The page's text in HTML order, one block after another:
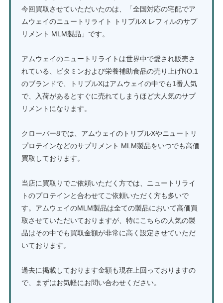
今回買取させていただいたのは、「全国対応の宅配でア
ムウェイのニュートリライト トリプルX レフィルのサプ
リメント MLM製品」です。
アムウェイのニュートリライトは世界中で愛され販売さ
れている、ビタミンおよび栄養補助食品の売り上げNO.1
のブランドで、トリプルXはアムウェイの中でも1番人気
で、入荷があるとすぐに売れてしまうほど大人気のサプ
リメントになります。
クローバー8では、アムウェイのトリプルXやニュートリ
プロテインなどのサプリメント MLM製品をいつでも高価
買取しております。
当店に買取りでご依頼いただく方では、ニュートリライ
トのプロテインと合わせてご依頼いただく方も多いで
す。アムウェイのMLM製品は全ての製品において高価買
取させていただいておりますが、特にこちらの人気の製
品はその中でも買取金額が非常に高く設定させていただ
いております。
過去に掲載しております金額も現在上回っておりますの
で、まずはお気軽にお問い合わせください。